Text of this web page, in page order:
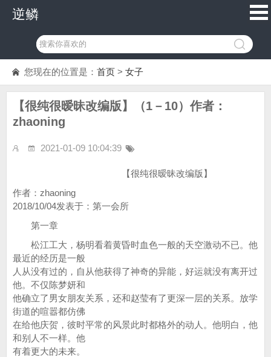
逆鳞
您现在的位置是： 首页 > 女子
【很纯很暧昧改编版】（1－10）作者：
zhaoning
2021-01-09 10:04:39
【很纯很暧昧改编版】
作者：zhaoning
2018/10/04发表于：第一会所
第一章
松江工大，杨明看着黄昏时血色一般的天空激动不已。他
最近的经历是一般
人从没有过的，自从他获得了神奇的异能，好运就没有离开过
他。不仅陈梦妍和
他确立了男女朋友关系，还和赵莹有了更深一层的关系。放学
街道的喧嚣都仿佛
在给他庆贺，彼时平常的风景此时都格外的动人。他明白，他
和别人不一样。他
有着更大的未来。